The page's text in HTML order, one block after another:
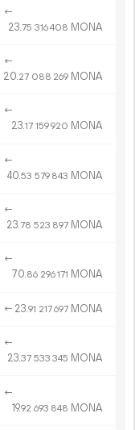
←
23.75 316408 MONA
←
20.27 088 269 MONA
←
23.17 159920 MONA
←
40.53 579 843 MONA
←
23.78 523 897 MONA
←
70.86 296171 MONA
← 23.91 217697 MONA
←
23.37 533 345 MONA
←
19.92 693 848 MONA